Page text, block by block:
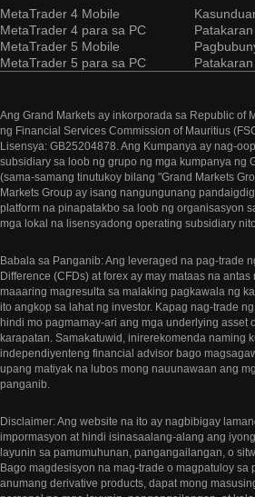
MetaTrader 4 Mobile
MetaTrader 4 para sa PC
MetaTrader 5 Mobile
MetaTrader 5 para sa PC
Ang Grand Markets ay inkorporada sa Republic of
ng Financial Services Commission of Mauritius
Lisensya: GB25204878. Ang Kumpanya ay nag-
subsidiary sa loob ng grupo ng mga kumpanya ng
(sama-samang tinutukoy bilang "Grand Markets
Markets Group ay isang nangungunang
platform na pinapatakbo sa loob ng organisasyon
mga lokal na lisensyadong operating subsidiary nito.
Babala sa Panganib: Ang leveraged na pag-trade
Difference (CFDs) at forex ay may mataas na
maaaring magresulta sa malaking pagkawala ng
ito angkop sa lahat ng investor. Kapag nag-trade
hindi mo pagmamay-ari ang mga underlying asset
karapatan. Samakatuwid, inirerekomenda naming
independiyenteng financial advisor bago
upang matiyak na lubos mong nauunawaan ang
panganib.
Disclaimer: Ang website na ito ay nagbibigay
impormasyon at hindi isinasaalang-alang ang
layunin sa pamumuhunan, pangangailangan, o
Bago magdesisyon na mag-trade o magpatuloy sa
anumang derivative products, dapat mong